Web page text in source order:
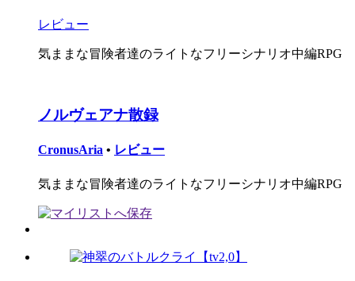
レビュー
気ままな冒険者達のライトなフリーシナリオ中編RPG
ノルヴェアナ散録
CronusAria • レビュー
気ままな冒険者達のライトなフリーシナリオ中編RPG